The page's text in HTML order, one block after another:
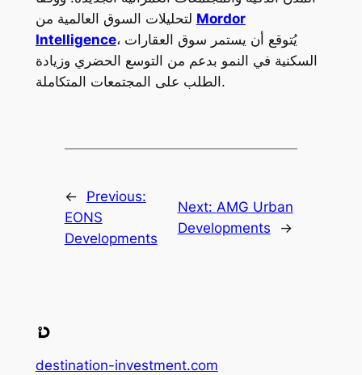
Mordor
Intelligence، يُتوقع أن يستمر سوق العقارات
السكنية في النمو بدعم من التوسع الحضري وزيادة
الطلب على المجتمعات المتكاملة.
←
Previous:
EONS
Developments
Next: AMG Urban
Developments
→
destination-investment.com